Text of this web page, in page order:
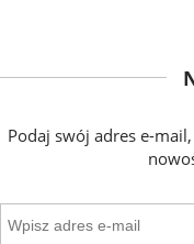
Podaj swój adres e-